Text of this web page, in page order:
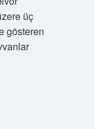
üç
gösteren